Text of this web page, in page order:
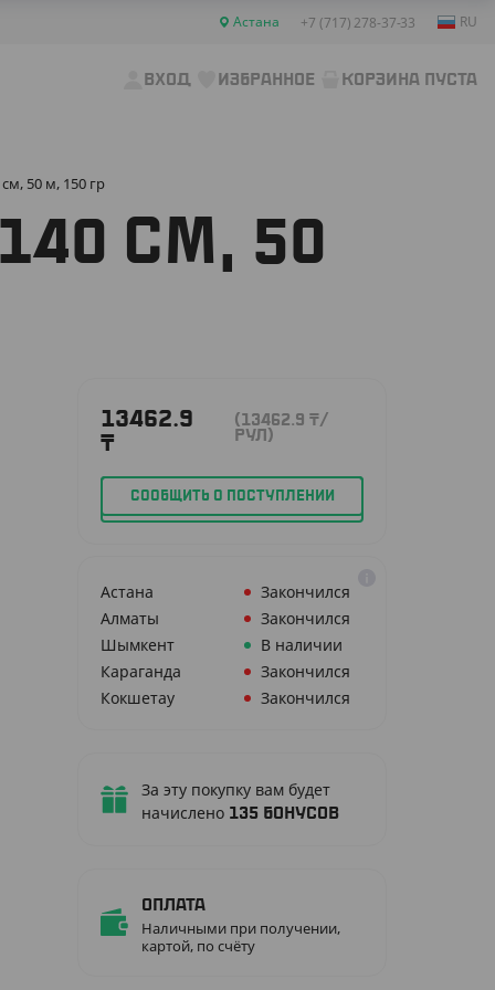
Астана +7 (717) 278-37-33 RU
ВХОД ИЗБРАННОЕ КОРЗИНА ПУСТА
50 м, 150 гр
СМ, 50
13462.9
₸
(13462.9 ₸/
РУЛ)
СООБЩИТЬ О ПОСТУПЛЕНИИ
Астана
Закончился
Алматы
Закончился
Шымкент
В наличии
Караганда
Закончился
Кокшетау
Закончился
За эту покупку вам будет
начислено 135 бонусов
Оплата
Наличными при получении,
картой, по счёту